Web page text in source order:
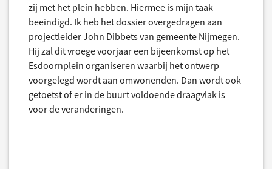
zij met het plein hebben. Hiermee is mijn taak
beeindigd. Ik heb het dossier overgedragen aan
projectleider John Dibbets van gemeente Nijmegen.
Hij zal dit vroege voorjaar een bijeenkomst op het
Esdoornplein organiseren waarbij het ontwerp
voorgelegd wordt aan omwonenden. Dan wordt ook
getoetst of er in de buurt voldoende draagvlak is
voor de veranderingen.